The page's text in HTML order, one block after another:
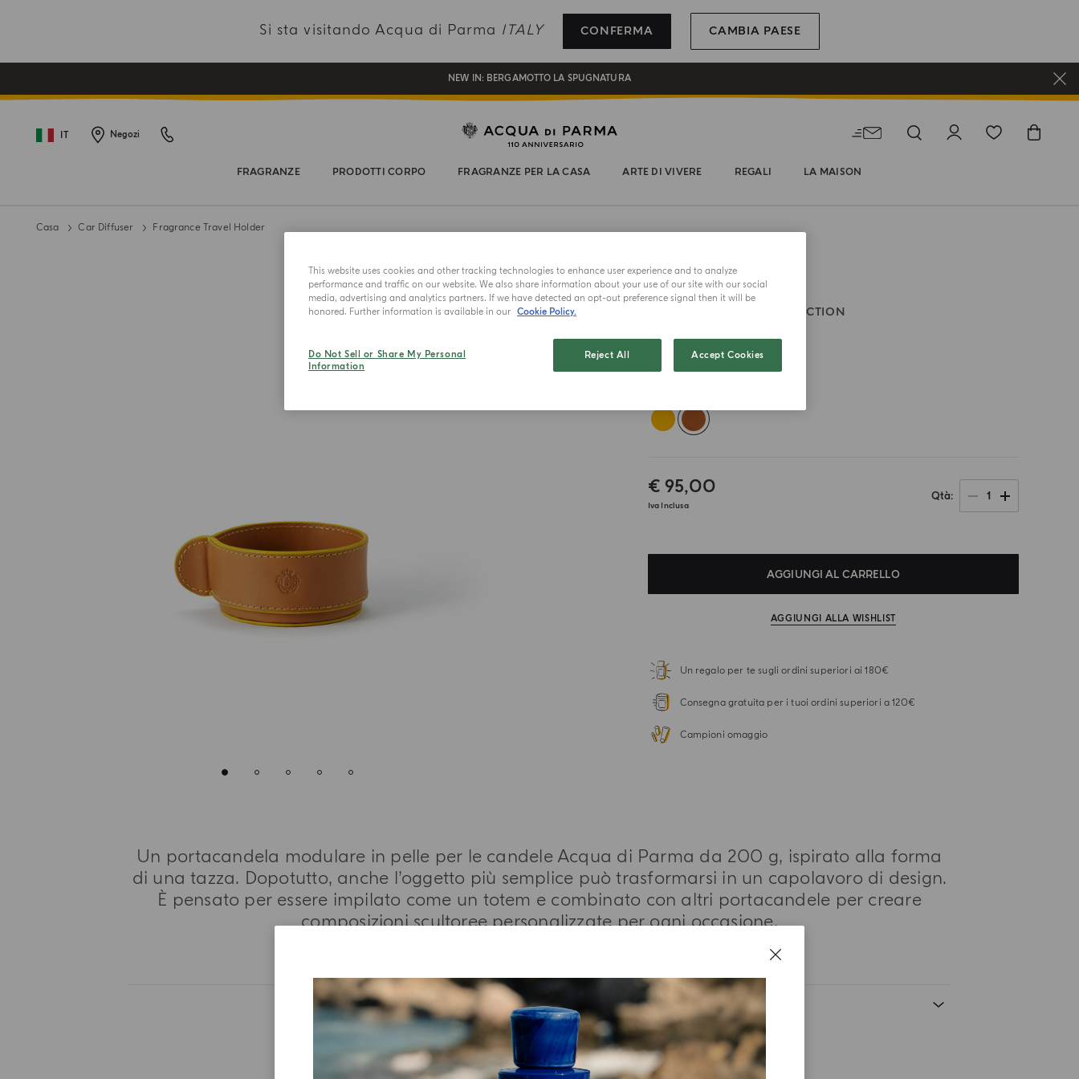
Si sta visitando Acqua di Parma ITALY CONFERMA CAMBIA PAESE
REGISTRATI E RICEVI UN REGALO SPECIALE CON IL TUO PRIMO ACQUISTO
UN REGALO PER TE SUGLI ORDINI SUPERIORI AI 180€
NEW IN: BERGAMOTTO LA SPUGNATURA
IT Negozi
FRAGRANZE PRODOTTI CORPO FRAGRANZE PER LA CASA ARTE DI VIVERE REGALI LA MAISON
Casa Car Diffuser Fragrance Travel Holder
MASTERPIECE
COLONIA COLLECTION
Totem Tan
€ 95,00
Iva Inclusa
Qtà 1
AGGIUNGI AL CARRELLO
AGGIUNGI ALLA WISHLIST
Un regalo per te sugli ordini superiori ai 180€
Consegna gratuita per i tuoi ordini superiori a 120€
Campioni omaggio
Un portacandela modulare in pelle per le candele Acqua di Parma da 200 g, ispirato alla forma
di una tazza. Dopotutto, anche l’oggetto più semplice può trasformarsi in un capolavoro di design.
È pensato per essere impilato come un totem e combinato con altri portacandele per creare
composizioni scultoree personalizzate per ogni occasione.
PIÙ INFORMAZIONI
This website uses cookies and other tracking technologies to enhance user experience and to analyze
performance and traffic on our website. We also share information about your use of our site with our social
media, advertising and analytics partners. If we have detected an opt-out preference signal then it will be
honored. Further information is available in our Cookie Policy.
Do Not Sell or Share My Personal
Information
Reject All Accept Cookies